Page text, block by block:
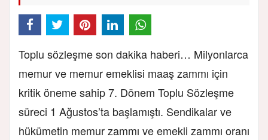
Toplu sözleşme son dakika haberi… Milyonlarca
memur ve memur emeklisi maaş zammı için
kritik öneme sahip 7. Dönem Toplu Sözleşme
süreci 1 Ağustos’ta başlamıştı. Sendikalar ve
hükümetin memur zammı ve emekli zammı oranı